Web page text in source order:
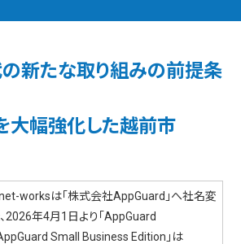
新たな取り組みの前提条
大幅強化した越前市
worksは「株式会社AppGuard」へ社名変
2026年4月1日より「AppGuard
Small Business Edition」は